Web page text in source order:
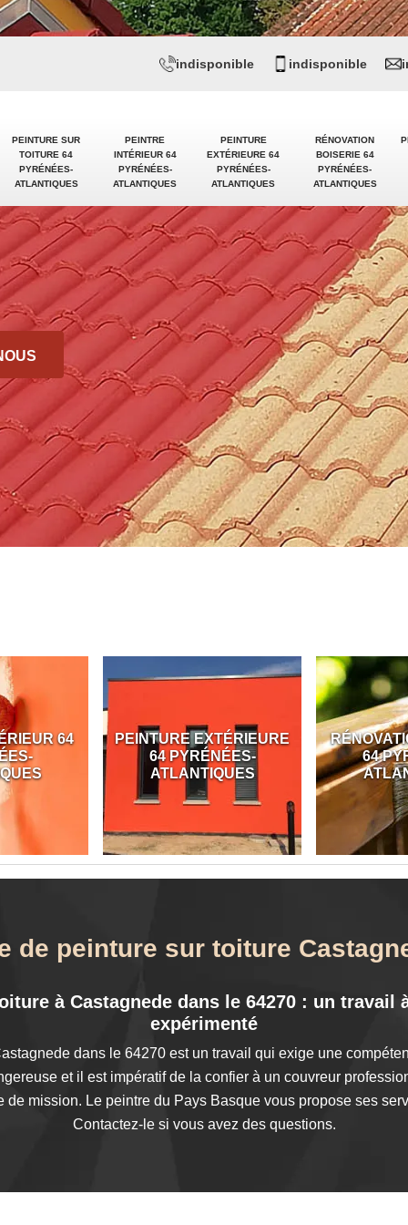
PEINTURE SUR
TOITURE 64
PYRÉNÉES-
ATLANTIQUES
PEINTRE
INTÉRIEUR 64
PYRÉNÉES-
ATLANTIQUES
PEINTURE
EXTÉRIEURE 64
PYRÉNÉES-
ATLANTIQUES
RÉNOVATION
BOISERIE 64
PYRÉNÉES-
ATLANTIQUES
indisponible indisponible
PEINTURE EXTÉRIEURE
64 PYRÉNÉES-
ATLANTIQUES
RÉNOVATION
64 PYRÉNÉES-
ATLANTIQUES
de peinture sur toiture
à Castagnede dans le 64270 : un travail
expérimenté
dans le 64270 est un travail qui exige une
et il est impératif de la confier à un couvreur
de mission. Le peintre du Pays Basque vous propose ses
Contactez-le si vous avez des questions.